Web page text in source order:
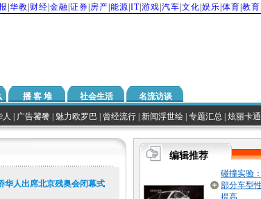
华教 财经 金融 证券 房产 能源 IT| 游戏 汽车 文化 娱乐 体育 教育
播 客 堆 社会生活 名流访谈
人 广告饕餮| 魅力欧罗巴 曾经流行| 新闻浮世绘| 专题汇总 炫丽卡通
华人出席北京残奥会闭幕式